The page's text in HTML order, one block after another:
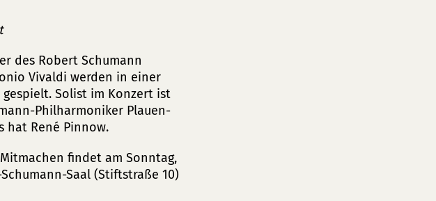
des Robert Schumann
Vivaldi werden in einer
gespielt. Solist im Konzert ist
Philharmoniker Plauen-
hat René Pinnow.
findet am Sonntag,
Saal (Stiftstraße 10)